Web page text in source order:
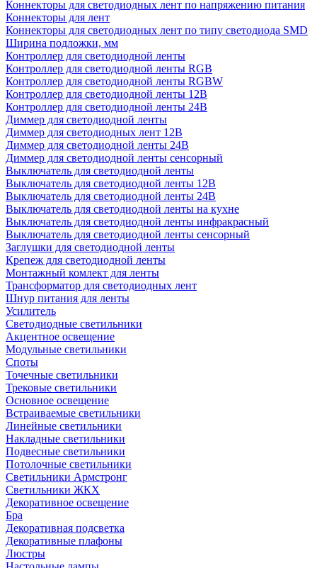
Коннекторы для светодиодных лент по напряжению питания
Коннекторы для лент
Коннекторы для светодиодных лент по типу светодиода SMD
Ширина подложки, мм
Контроллер для светодиодной ленты
Контроллер для светодиодной ленты RGB
Контроллер для светодиодной ленты RGBW
Контроллер для светодиодной ленты 12В
Контроллер для светодиодной ленты 24В
Диммер для светодиодной ленты
Диммер для светодиодных лент 12В
Диммер для светодиодной ленты 24В
Диммер для светодиодной ленты сенсорный
Выключатель для светодиодной ленты
Выключатель для светодиодной ленты 12В
Выключатель для светодиодной ленты 24В
Выключатель для светодиодной ленты на кухне
Выключатель для светодиодной ленты инфракрасный
Выключатель для светодиодной ленты сенсорный
Заглушки для светодиодной ленты
Крепеж для светодиодной ленты
Монтажный комлект для ленты
Трансформатор для светодиодных лент
Шнур питания для ленты
Усилитель
Светодиодные светильники
Акцентное освещение
Модульные светильники
Споты
Точечные светильники
Трековые светильники
Основное освещение
Встраиваемые светильники
Линейные светильники
Накладные светильники
Подвесные светильники
Потолочные светильники
Светильники Армстронг
Светильники ЖКХ
Декоративное освещение
Бра
Декоративная подсветка
Декоративные плафоны
Люстры